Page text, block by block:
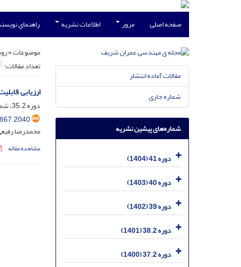
صفحه اصلی مرور اطلاعات نشریه راهنمای
موضوعات =
تعداد مقالات:
ارزیابی
دوره 35.2، شماره 1.2، خرداد 1398، صفحه
محمدرضا
مشاهده مقاله
مقالات آماده انتشار
شماره جاری
شماره‌های پیشین نشریه
دوره 41 (1404)
دوره 40 (1403)
دوره 39 (1402)
دوره 38.2 (1401)
دوره 37.2 (1400)